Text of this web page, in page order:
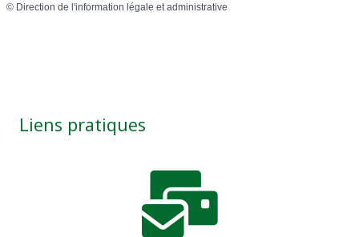
© Direction de l'information légale et administrative
Liens pratiques